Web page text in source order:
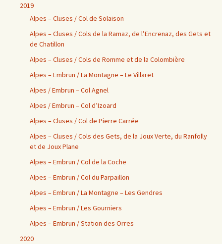
2019
Alpes – Cluses / Col de Solaison
Alpes – Cluses / Cols de la Ramaz, de l’Encrenaz, des Gets et
de Chatillon
Alpes – Cluses / Cols de Romme et de la Colombière
Alpes – Embrun / La Montagne – Le Villaret
Alpes / Embrun – Col Agnel
Alpes / Embrun – Col d’Izoard
Alpes – Cluses / Col de Pierre Carrée
Alpes – Cluses / Cols des Gets, de la Joux Verte, du Ranfolly
et de Joux Plane
Alpes – Embrun / Col de la Coche
Alpes – Embrun / Col du Parpaillon
Alpes – Embrun / La Montagne – Les Gendres
Alpes – Embrun / Les Gourniers
Alpes – Embrun / Station des Orres
2020